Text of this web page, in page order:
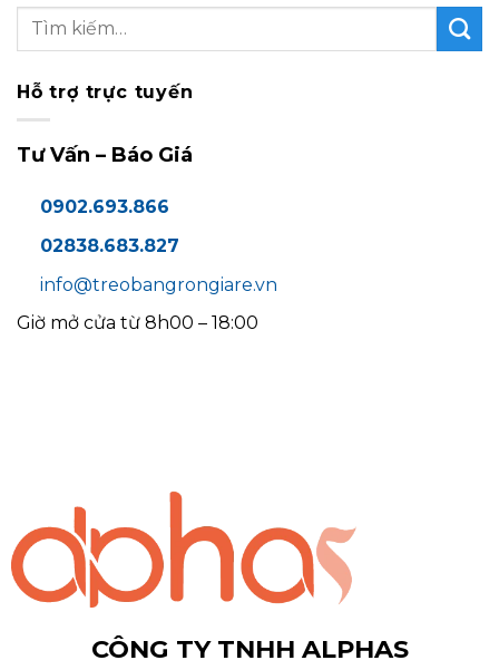
Hỗ trợ trực tuyến
Tư Vấn – Báo Giá
0902.693.866
02838.683.827
info@treobangrongiare.vn
Giờ mở cửa từ 8h00 – 18:00
CÔNG TY TNHH ALPHAS